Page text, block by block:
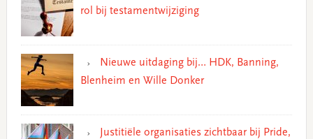
rol bij testamentwijziging
Nieuwe uitdaging bij… HDK, Banning,
Blenheim en Wille Donker
Justitiële organisaties zichtbaar bij Pride,